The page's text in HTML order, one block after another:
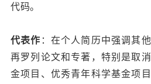
代码。
代表作 ：在个人简历中强调其
再罗列论文和专著，特别是取
金项目、优秀青年科学基金项